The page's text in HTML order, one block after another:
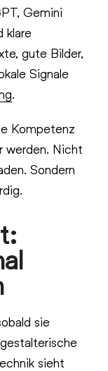
Gemini
klare
gute Bilder,
Signale
.
Kompetenz
werden. Nicht
Sondern
sie
sieht